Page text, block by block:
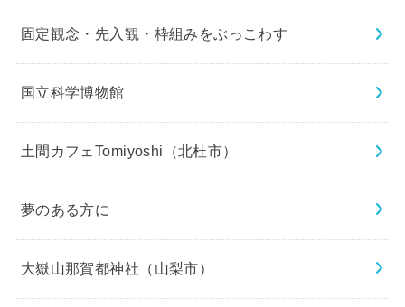
固定観念・先入観・枠組みをぶっこわす
国立科学博物館
土間カフェTomiyoshi（北杜市）
夢のある方に
大嶽山那賀都神社（山梨市）